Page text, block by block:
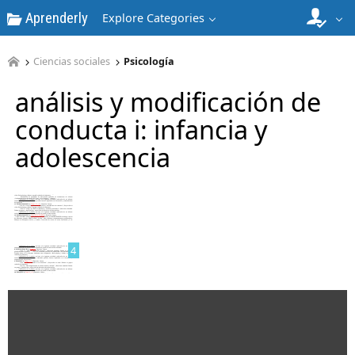
Aprenderly Explore Categories
Ciencias sociales Psicología
análisis y modificación de
conducta i: infancia y
adolescencia
4